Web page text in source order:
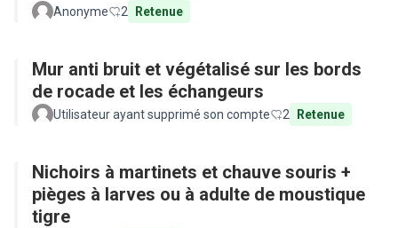
Anonyme 2 Retenue
Mur anti bruit et végétalisé sur les bords
de rocade et les échangeurs
Utilisateur ayant supprimé son compte 2 Retenue
Nichoirs à martinets et chauve souris +
pièges à larves ou à adulte de moustique
tigre